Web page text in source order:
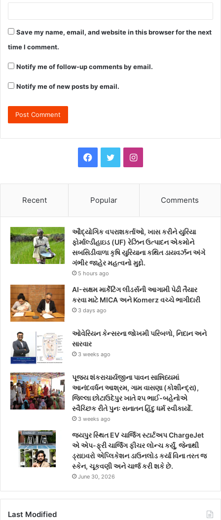
Save my name, email, and website in this browser for the next
time I comment.
Notify me of follow-up comments by email.
Notify me of new posts by email.
c
e
b
o
o
k
i
t
t
e
I
t
a
g
a
Recent Popular Comments
ઔદ્યોગિક વપરાશકર્તાઓ, ખાસ કરીને યુરિયા
ફોર્માલ્ડીહાઇડ (UF) રેઝિન ઉત્પાદન એકમોને
સબસિડીવાળા કૃષિ યુરિયાના કથિત ડાયવર્ઝન અંગે
ગંભીર જાહેર મહત્વનો મુદ્દો.
5 hours ago
AI-સક્ષમ માર્કેટિંગ લીડર્સની આગામી પેઢી તૈયાર
કરવા માટે MICA અને Komerz વચ્ચે ભાગીદારી
3 days ago
ઓવેરિયન કેન્સરના જોખમી પરિબળો, નિદાન અને
સારવાર
3 weeks ago
પૂજ્ય શંકરાચાર્યજીના પાવન સાન્નિધ્યમાં
આનંદવર્ધન આશ્રમ, ગામ વાસણા (કોશીન્દ્રા),
જિલ્લા છોટાઉદેપુર ખાતે ૨૫ ભાઈ-બહેનોએ
સ્વૈચ્છિક રીતે પુનઃ સનાતન હિંદુ ધર્મ સ્વીકાર્યો.
3 weeks ago
જયપુર સ્થિત EV ચાર્જિંગ સ્ટાર્ટઅપ ChargeJet
એ એપ-ફ્રી ચાર્જિંગ ફીચર લોન્ચ કર્યું, જેનાથી
ડ્રાઇવરો એપ્લિકેશન ડાઉનલોડ કર્યા વિના તરત જ
સ્કેન, ચૂકવણી અને ચાર્જ કરી શકે છે.
June 30, 2026
Last Modified